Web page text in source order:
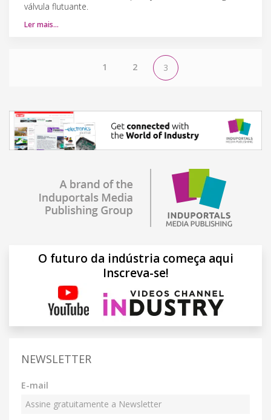
válvula flutuante.
Ler mais…
1 2 3
O futuro da indústria começa aqui
Inscreva-se!
NEWSLETTER
E-mail